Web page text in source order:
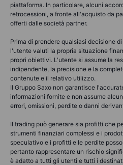
piattaforma. In particolare, alcuni
retrocessioni, a fronte all'acquisto da
offerti dalle società partner.
Prima di prendere qualsiasi decisione
l'utente valuti la propria situazione
propri obiettivi. L'utente si assume la
indipendente, la precisione e la
contenute e il relativo utilizzo.
Il Gruppo Saxo non garantisce
informazioni fornite e non assume
errori, omissioni, perdite o danni
Il trading può generare sia profitti che
strumenti finanziari complessi e i
speculativo e i profitti e le perdite
pertanto rappresentare un rischio
è adatto a tutti gli utenti e tutti i